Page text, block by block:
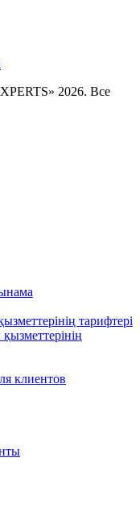
2026. Все
тарифтері
клиентов